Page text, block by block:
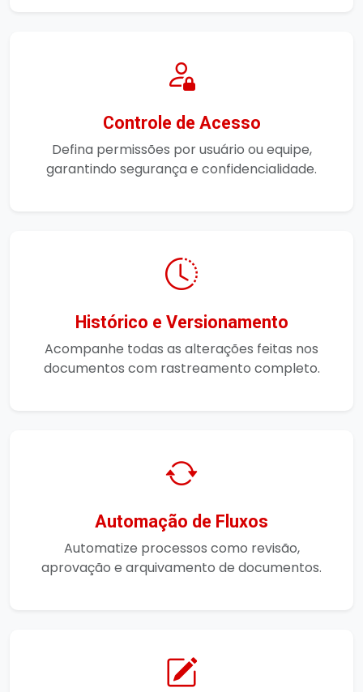
Controle de Acesso
Defina permissões por usuário ou equipe,
garantindo segurança e confidencialidade.
Histórico e Versionamento
Acompanhe todas as alterações feitas nos
documentos com rastreamento completo.
Automação de Fluxos
Automatize processos como revisão,
aprovação e arquivamento de documentos.